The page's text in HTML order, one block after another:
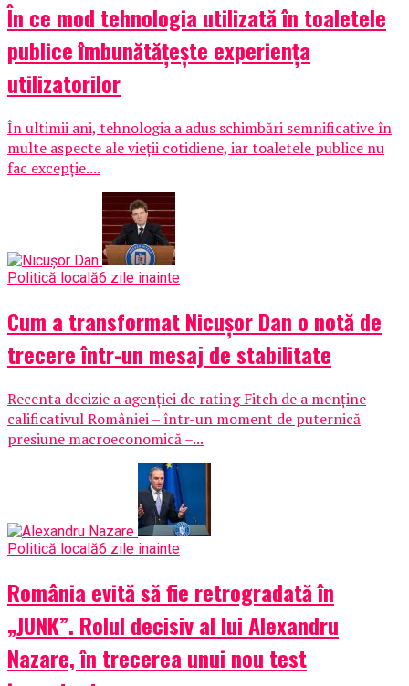
În ce mod tehnologia utilizată în toaletele
publice îmbunătățește experiența
utilizatorilor
În ultimii ani, tehnologia a adus schimbări semnificative în
multe aspecte ale vieții cotidiene, iar toaletele publice nu
fac excepție....
Politică locală6 zile inainte
Cum a transformat Nicușor Dan o notă de
trecere într-un mesaj de stabilitate
Recenta decizie a agenției de rating Fitch de a menține
calificativul României – într-un moment de puternică
presiune macroeconomică –...
Politică locală6 zile inainte
România evită să fie retrogradată în
„JUNK”. Rolul decisiv al lui Alexandru
Nazare, în trecerea unui nou test